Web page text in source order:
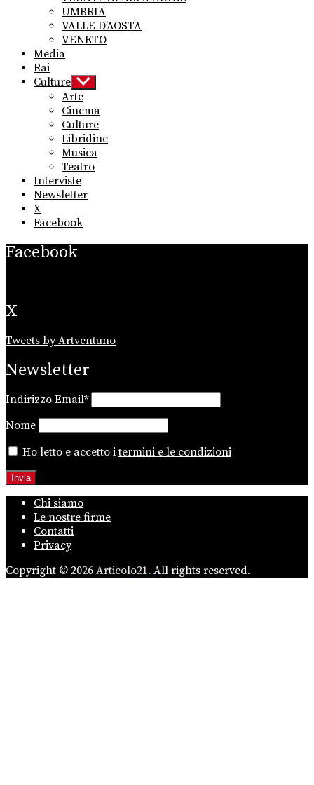
UMBRIA
VALLE D’AOSTA
VENETO
Media
Rai
Culture Show
sub
menu
Arte
Cinema
Culture
Libridine
Musica
Teatro
Interviste
Newsletter
X
Facebook
Facebook
X
Tweets by Artventuno
Newsletter
Indirizzo Email*
Nome
Ho letto e accetto itermini e le condizioni
Chi siamo
Le nostre firme
Contatti
Privacy
Copyright © 2026 Articolo21. All rights reserved.